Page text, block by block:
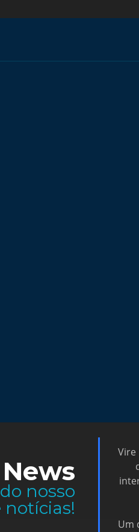
nosso
notícias!
Vire
Um